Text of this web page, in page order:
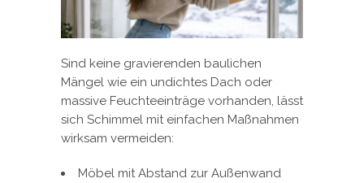
Sind keine gravierenden baulichen
Mängel wie ein undichtes Dach oder
massive Feuchteeinträge vorhanden, lässt
sich Schimmel mit einfachen Maßnahmen
wirksam vermeiden:
Möbel mit Abstand zur Außenwand